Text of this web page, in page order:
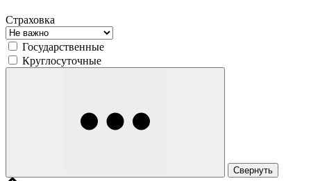
Страховка
Государственные
Круглосуточные
Свернуть